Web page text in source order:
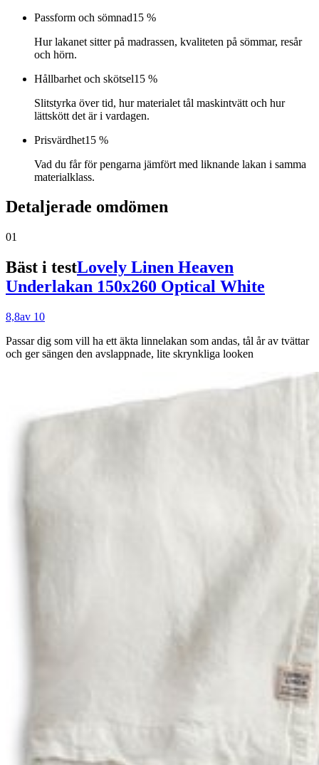
Passform och sömnad15 %
Hur lakanet sitter på madrassen, kvaliteten på sömmar, resår
och hörn.
Hållbarhet och skötsel15 %
Slitstyrka över tid, hur materialet tål maskintvätt och hur
lättskött det är i vardagen.
Prisvärdhet15 %
Vad du får för pengarna jämfört med liknande lakan i samma
materialklass.
Detaljerade omdömen
01
Bäst i testLovely Linen Heaven
Underlakan 150x260 Optical White
8,8av 10
Passar dig som vill ha ett äkta linnelakan som andas, tål år av tvättar
och ger sängen den avslappnade, lite skrynkliga looken